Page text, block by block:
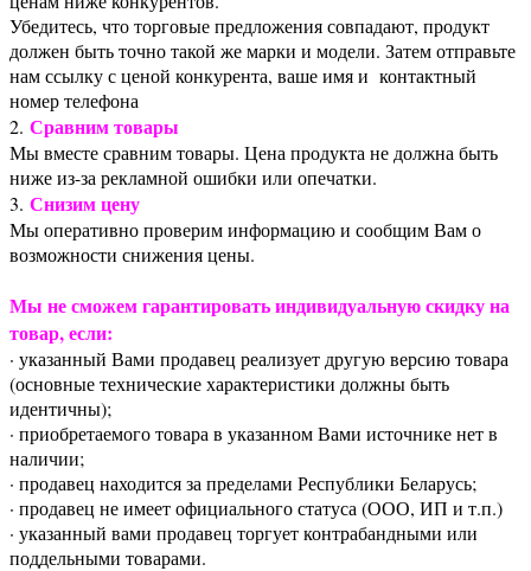
Убедитесь, что торговые предложения совпадают, продукт
должен быть точно такой же марки и модели. Затем отправьте
нам ссылку с ценой конкурента, ваше имя и контактный
номер телефона
2. Сравним товары
Мы вместе сравним товары. Цена продукта не должна быть
ниже из-за рекламной ошибки или опечатки.
3. Снизим цену
Мы оперативно проверим информацию и сообщим Вам о
возможности снижения цены.
Мы не сможем гарантировать индивидуальную скидку на
товар, если:
· указанный Вами продавец реализует другую версию товара
(основные технические характеристики должны быть
идентичны);
· приобретаемого товара в указанном Вами источнике нет в
наличии;
· продавец находится за пределами Республики Беларусь;
· продавец не имеет официального статуса (ООО, ИП и т.п.)
· указанный вами продавец торгует контрабандными или
поддельными товарами.